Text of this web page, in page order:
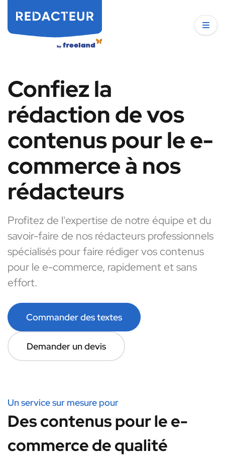
Confiez la
rédaction de vos
contenus pour le e-
commerce à nos
rédacteurs
Profitez de l'expertise de notre équipe et du
savoir-faire de nos rédacteurs professionnels
spécialisés pour faire rédiger vos contenus
pour le e-commerce, rapidement et sans
effort.
Commander des textes
Demander un devis
Un service sur mesure pour
Des contenus pour le e-
commerce de qualité